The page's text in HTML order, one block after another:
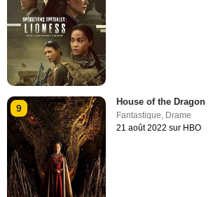
9
House of the Dragon
Fantastique Drame
21 août 2022 sur HBO